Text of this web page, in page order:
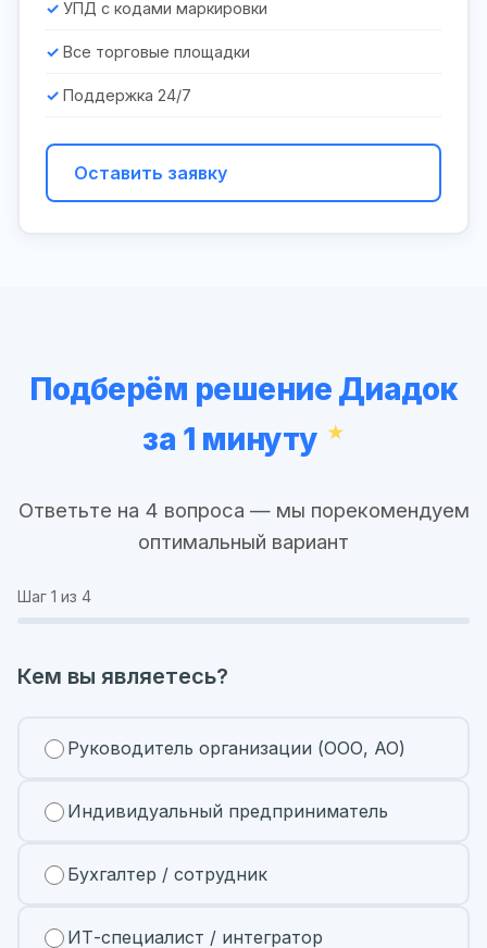
УПД с кодами маркировки
Все торговые площадки
Поддержка 24/7
Оставить заявку
Подберём решение Диадок
за 1 минуту
Ответьте на 4 вопроса — мы порекомендуем
оптимальный вариант
Шаг 1 из 4
Кем вы являетесь?
Руководитель организации (ООО, АО)
Индивидуальный предприниматель
Бухгалтер / сотрудник
ИТ-специалист / интегратор